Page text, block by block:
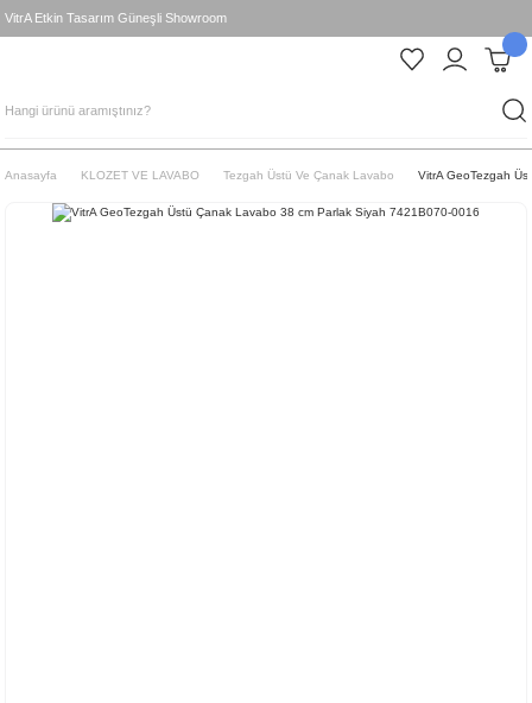
VitrA Etkin Tasarım Güneşli Showroom
Anasayfa KLOZET VE LAVABO Tezgah Üstü Ve Çanak Lavabo VitrA GeoTezgah